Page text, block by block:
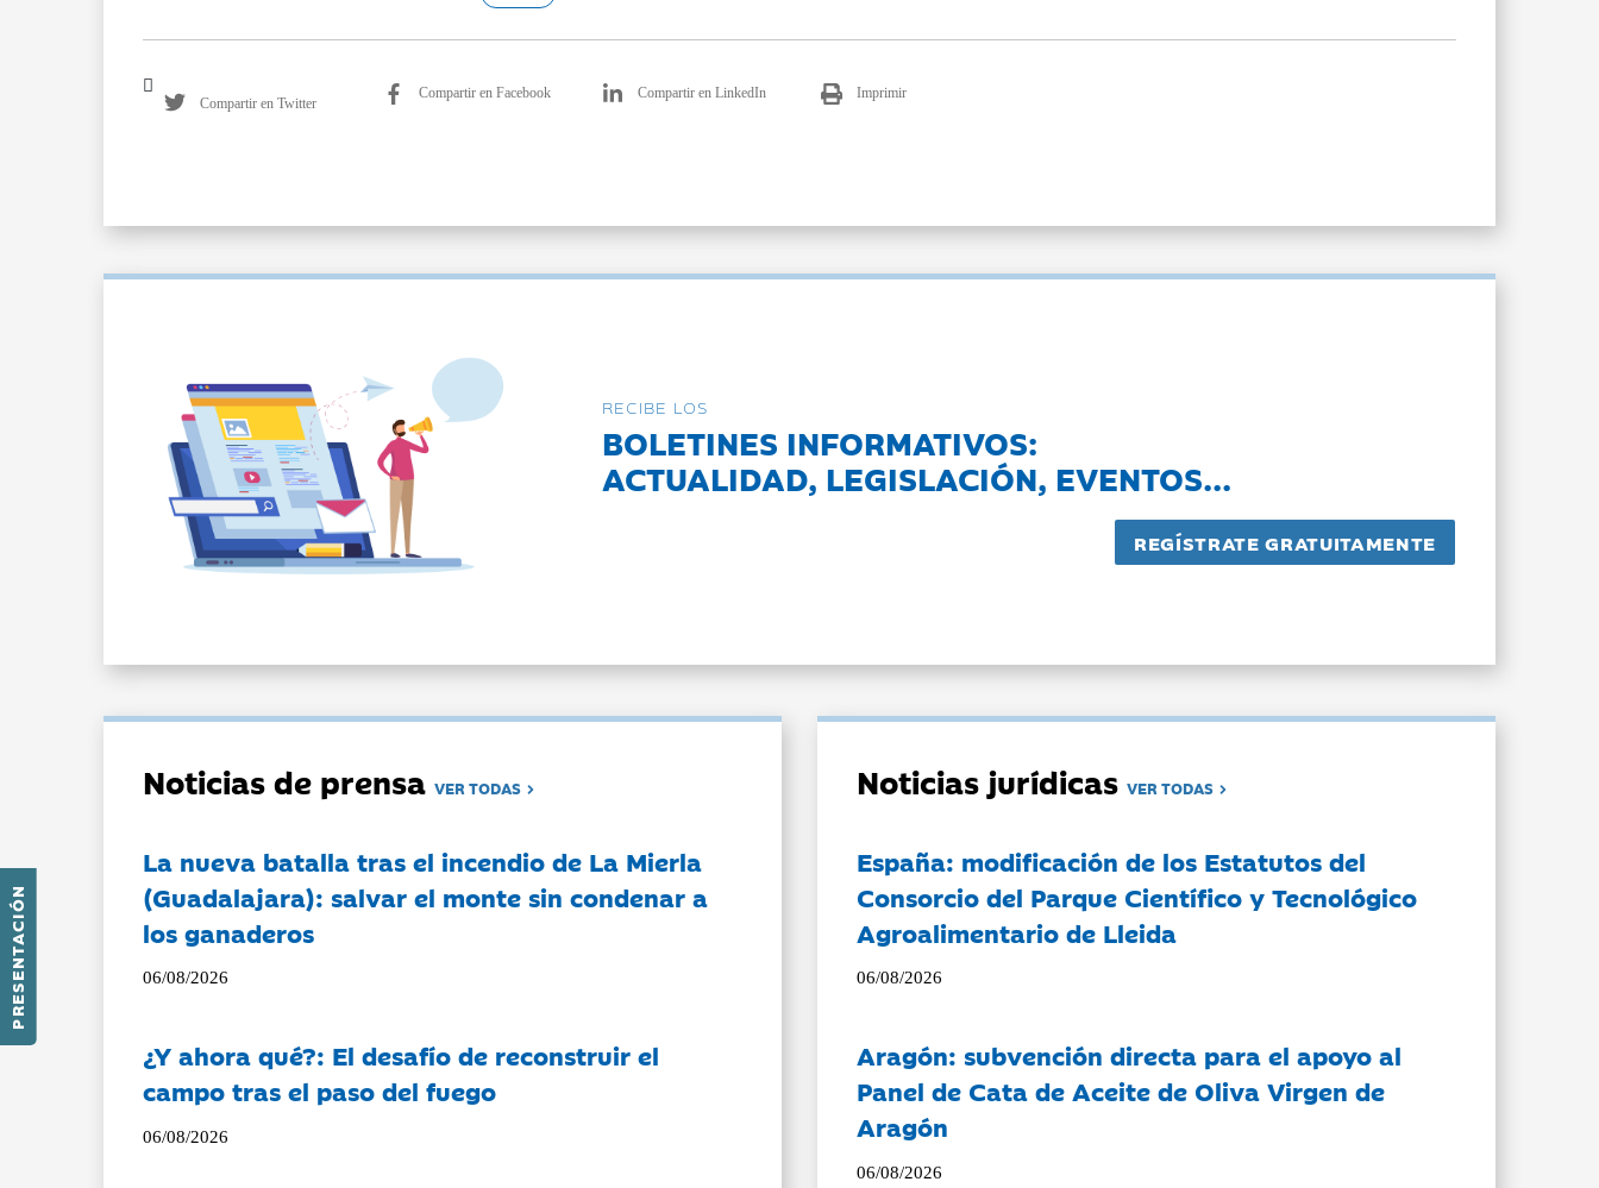
PRESENTACIÓN
Compartir en Twitter
Compartir en Facebook Compartir en LinkedIn Imprimir
RECIBE LOS
BOLETINES INFORMATIVOS:
ACTUALIDAD, LEGISLACIÓN, EVENTOS...
Noticias de prensaVER TODAS
La nueva batalla tras el incendio de La Mierla
(Guadalajara): salvar el monte sin condenar a
los ganaderos
06/08/2026
¿Y ahora qué?: El desafío de reconstruir el
campo tras el paso del fuego
06/08/2026
Noticias jurídicasVER TODAS
España: modificación de los Estatutos del
Consorcio del Parque Científico y Tecnológico
Agroalimentario de Lleida
06/08/2026
Aragón: subvención directa para el apoyo al
Panel de Cata de Aceite de Oliva Virgen de
Aragón
06/08/2026